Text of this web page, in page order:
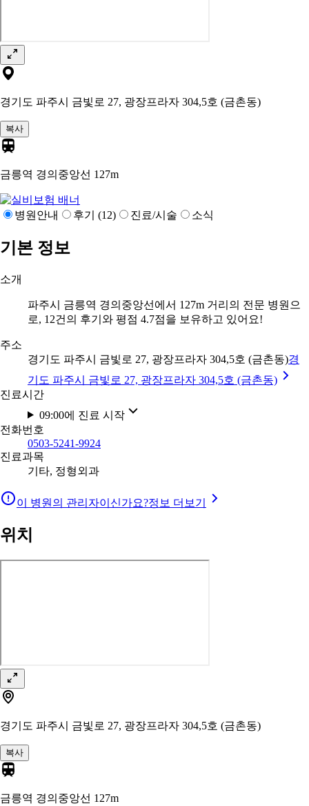
경기도 파주시 금빛로 27, 광장프라자 304,5호 (금촌동)
복사
금릉역 경의중앙선 127m
병원안내 후기 (12) 진료/시술 소식
기본 정보
소개
파주시 금릉역 경의중앙선에서 127m 거리의 전문 병원으
로, 12건의 후기와 평점 4.7점을 보유하고 있어요!
주소
경기도 파주시 금빛로 27, 광장프라자 304,5호 (금촌동)경
기도 파주시 금빛로 27, 광장프라자 304,5호 (금촌동)
진료시간
09:00에 진료 시작
전화번호
0503-5241-9924
진료과목
기타, 정형외과
이 병원의 관리자이신가요?정보 더보기
위치
경기도 파주시 금빛로 27, 광장프라자 304,5호 (금촌동)
복사
금릉역 경의중앙선 127m